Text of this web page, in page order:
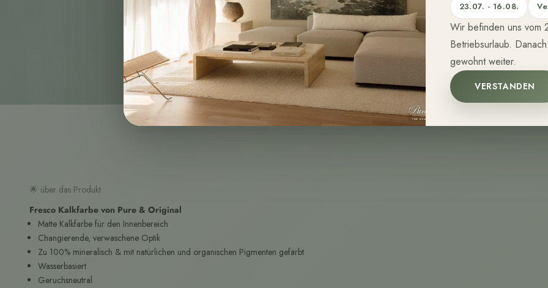
23.07. - 16.08.
Wir befinden uns vom
Betriebsurlaub.
gewohnt weiter.
VERSTANDEN
🌟 über das Produkt
Fresco Kalkfarbe von Pure & Original
Matte Kalkfarbe für den Innenbereich
Changierende, verwaschene Optik
Zu 100% mineralisch & mit natürlichen und organischen Pigmenten gefärbt
Wasserbasiert
Geruchsneutral